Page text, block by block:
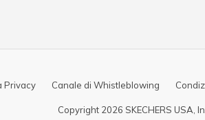
Privacy Canale di Whistleblowing
Copyright 2026 SKECHERS USA,